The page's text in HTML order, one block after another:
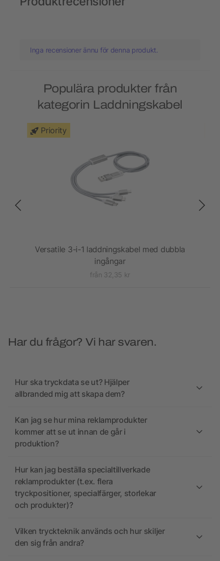
Inga recensioner ännu för denna produkt.
Populära produkter från
kategorin Laddningskabel
Priority
Versatile 3-i-1 laddningskabel med dubbla
ingångar
från 32,35 kr
Har du frågor? Vi har svaren.
Hur ska tryckdata se ut? Hjälper
allbranded mig att skapa dem?
Kan jag se hur mina reklamprodukter
kommer att se ut innan de går i
produktion?
Hur kan jag beställa specialtillverkade
reklamprodukter (t.ex. flera
tryckpositioner, specialfärger, storlekar
och produkter)?
Vilken tryckteknik används och hur skiljer
den sig från andra?